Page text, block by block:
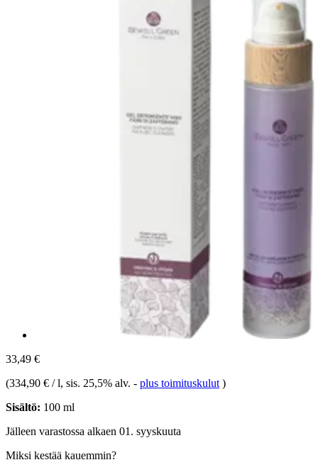
33,49 €
(334,90 € / l, sis. 25,5% alv. - plus toimituskulut )
Sisältö: 100 ml
Jälleen varastossa alkaen 01. syyskuuta
Miksi kestää kauemmin?